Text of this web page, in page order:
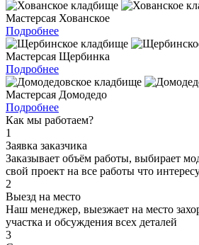
Мастерсая Хованское
Подробнее
Мастерсая Щербинка
Подробнее
Мастерсая Домодедо
Подробнее
Как мы работаем?
1
Заявка заказчика
Заказывает объём работы, выбирает
свой проект на все работы что
2
Выезд на место
Наш менеджер, выезжает на место
участка и обсуждения всех деталей
3